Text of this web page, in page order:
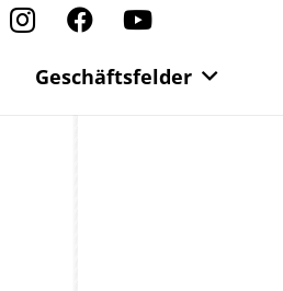
Geschäftsfelder